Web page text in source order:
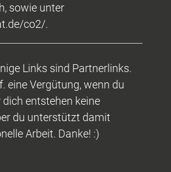
sowie unter
co2/.
Links sind Partnerlinks.
eine Vergütung, wenn du
entstehen keine
du unterstützt damit
Arbeit. Danke! :)